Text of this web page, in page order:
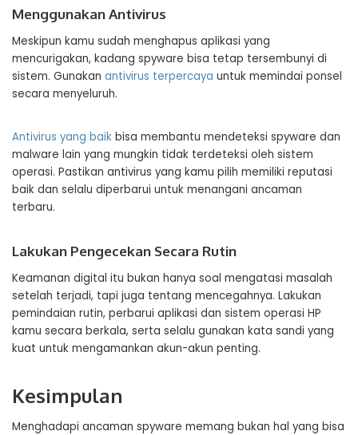
Menggunakan Antivirus
Meskipun kamu sudah menghapus aplikasi yang
mencurigakan, kadang spyware bisa tetap tersembunyi di
sistem. Gunakan antivirus terpercaya untuk memindai ponsel
secara menyeluruh.
Antivirus yang baik bisa membantu mendeteksi spyware dan
malware lain yang mungkin tidak terdeteksi oleh sistem
operasi. Pastikan antivirus yang kamu pilih memiliki reputasi
baik dan selalu diperbarui untuk menangani ancaman
terbaru.
Lakukan Pengecekan Secara Rutin
Keamanan digital itu bukan hanya soal mengatasi masalah
setelah terjadi, tapi juga tentang mencegahnya. Lakukan
pemindaian rutin, perbarui aplikasi dan sistem operasi HP
kamu secara berkala, serta selalu gunakan kata sandi yang
kuat untuk mengamankan akun-akun penting.
Kesimpulan
Menghadapi ancaman spyware memang bukan hal yang bisa